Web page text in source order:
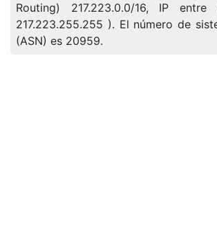
Routing) 217.223.0.0/16, IP entre
217.223.255.255 ). El número de
(ASN) es 20959.